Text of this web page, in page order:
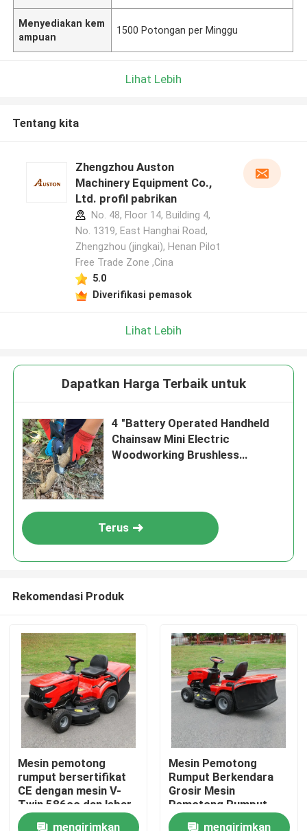
Tinggalkan pesan
Kami akan segera menghubungi Anda
kembali!
Kirimkan
Rumah
Produk
video
Menyediakan kem
ampuan
1500 Potongan per Minggu
Lihat Lebih
Tentang kita
Zhengzhou Auston
Machinery Equipment Co.,
Ltd. profil pabrikan
No. 48, Floor 14, Building 4,
No. 1319, East Hanghai Road,
Zhengzhou (jingkai), Henan Pilot
Free Trade Zone ,Cina
5.0
Diverifikasi pemasok
Lihat Lebih
Dapatkan Harga Terbaik untuk
4 "Battery Operated Handheld
Chainsaw Mini Electric
Woodworking Brushless
Terus
Rekomendasi Produk
Mesin pemotong
rumput bersertifikat
CE dengan mesin V-
Twin 586cc dan lebar
pemotongan 40,2 inci
mengirimkan
Mesin Pemotong
Rumput Berkendara
Grosir Mesin
Pemotong Rumput
Bensin Berkendara
mengirimkan